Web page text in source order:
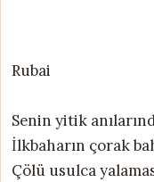
Rubai
Senin yitik
İlkbaharın çorak
Çölü usulca